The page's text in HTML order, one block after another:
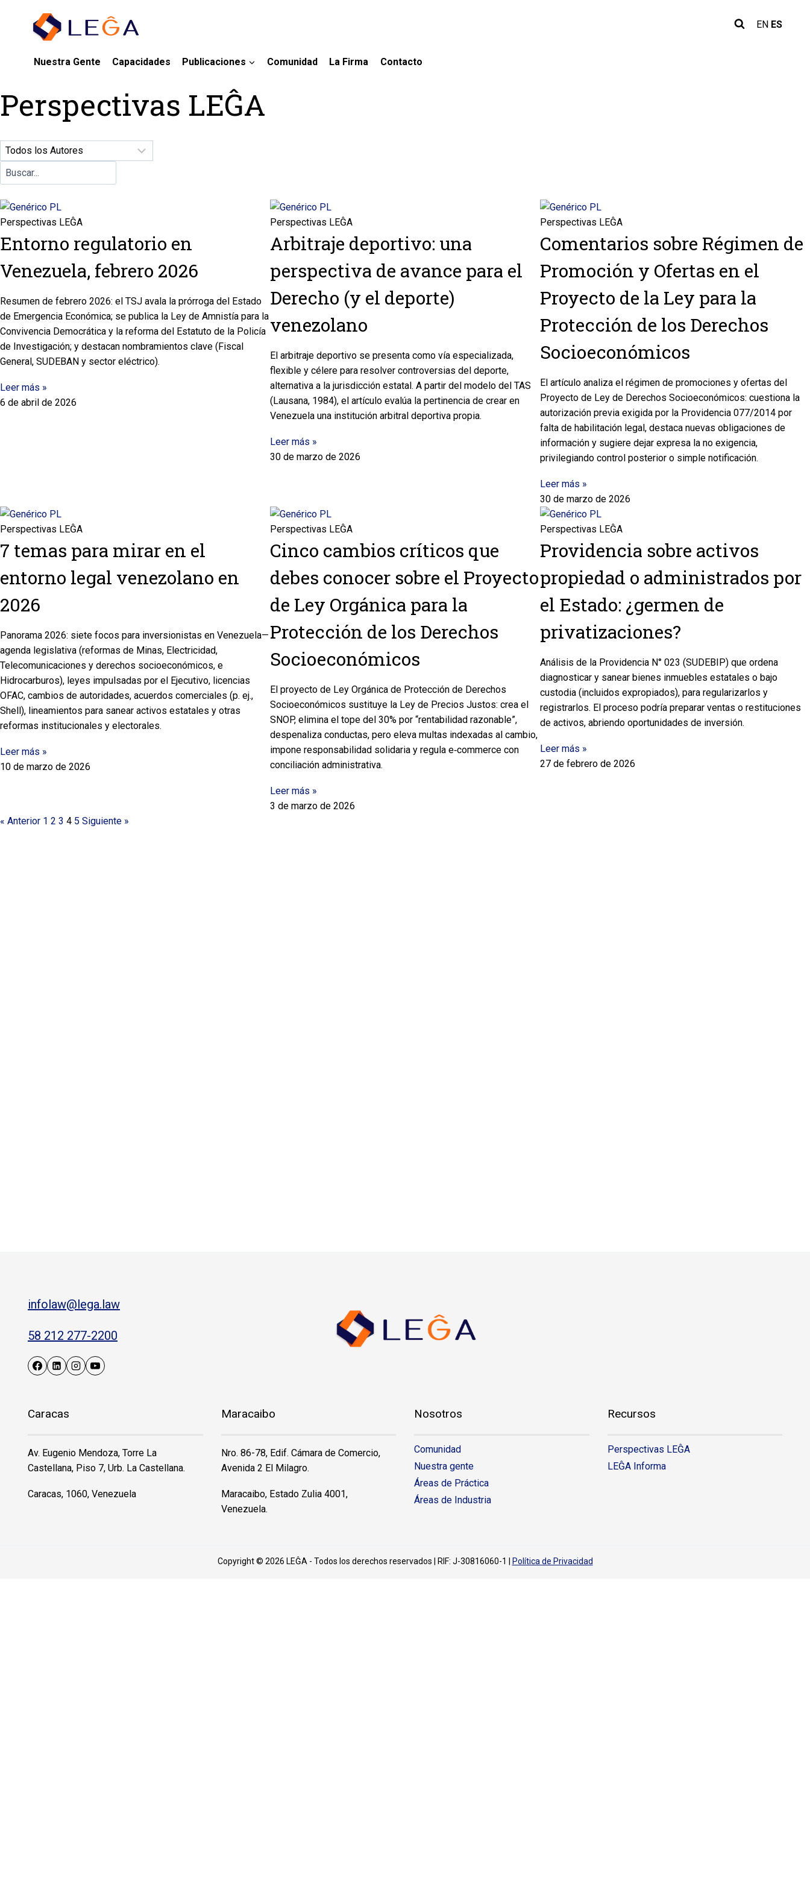
EN ES
Nuestra Gente Capacidades Publicaciones Comunidad La Firma Contacto
Perspectivas LEĜA
Perspectivas LEĜA
Entorno regulatorio en
Venezuela, febrero 2026
Resumen de febrero 2026: el TSJ avala la prórroga del Estado
de Emergencia Económica; se publica la Ley de Amnistía para la
Convivencia Democrática y la reforma del Estatuto de la Policía
de Investigación; y destacan nombramientos clave (Fiscal
General, SUDEBAN y sector eléctrico).
Leer más »
6 de abril de 2026
Perspectivas LEĜA
Arbitraje deportivo: una
perspectiva de avance para el
Derecho (y el deporte)
venezolano
El arbitraje deportivo se presenta como vía especializada,
flexible y célere para resolver controversias del deporte,
alternativa a la jurisdicción estatal. A partir del modelo del TAS
(Lausana, 1984), el artículo evalúa la pertinencia de crear en
Venezuela una institución arbitral deportiva propia.
Leer más »
30 de marzo de 2026
Perspectivas LEĜA
Comentarios sobre Régimen de
Promoción y Ofertas en el
Proyecto de la Ley para la
Protección de los Derechos
Socioeconómicos
El artículo analiza el régimen de promociones y ofertas del
Proyecto de Ley de Derechos Socioeconómicos: cuestiona la
autorización previa exigida por la Providencia 077/2014 por
falta de habilitación legal, destaca nuevas obligaciones de
información y sugiere dejar expresa la no exigencia,
privilegiando control posterior o simple notificación.
Leer más »
30 de marzo de 2026
Perspectivas LEĜA
7 temas para mirar en el
entorno legal venezolano en
2026
Panorama 2026: siete focos para inversionistas en Venezuela—
agenda legislativa (reformas de Minas, Electricidad,
Telecomunicaciones y derechos socioeconómicos, e
Hidrocarburos), leyes impulsadas por el Ejecutivo, licencias
OFAC, cambios de autoridades, acuerdos comerciales (p. ej.,
Shell), lineamientos para sanear activos estatales y otras
reformas institucionales y electorales.
Leer más »
10 de marzo de 2026
Perspectivas LEĜA
Cinco cambios críticos que
debes conocer sobre el Proyecto
de Ley Orgánica para la
Protección de los Derechos
Socioeconómicos
El proyecto de Ley Orgánica de Protección de Derechos
Socioeconómicos sustituye la Ley de Precios Justos: crea el
SNOP, elimina el tope del 30% por “rentabilidad razonable”,
despenaliza conductas, pero eleva multas indexadas al cambio,
impone responsabilidad solidaria y regula e‑commerce con
conciliación administrativa.
Leer más »
3 de marzo de 2026
Perspectivas LEĜA
Providencia sobre activos
propiedad o administrados por
el Estado: ¿germen de
privatizaciones?
Análisis de la Providencia N° 023 (SUDEBIP) que ordena
diagnosticar y sanear bienes inmuebles estatales o bajo
custodia (incluidos expropiados), para regularizarlos y
registrarlos. El proceso podría preparar ventas o restituciones
de activos, abriendo oportunidades de inversión.
Leer más »
27 de febrero de 2026
« Anterior 1 2 3 4 5 Siguiente »
infolaw@lega.law
58 212 277-2200
Caracas
Av. Eugenio Mendoza, Torre La
Castellana, Piso 7, Urb. La Castellana.
Caracas, 1060, Venezuela
Maracaibo
Nro. 86-78, Edif. Cámara de Comercio,
Avenida 2 El Milagro.
Maracaibo, Estado Zulia 4001,
Venezuela.
Nosotros
Comunidad
Nuestra gente
Áreas de Práctica
Áreas de Industria
Recursos
Perspectivas LEĜA
LEĜA Informa
Copyright © 2026 LEĜA - Todos los derechos reservados | RIF: J-30816060-1 | Política de Privacidad